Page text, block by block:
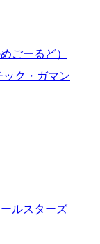
ごーるど）
ク・ガマン
ルスターズ